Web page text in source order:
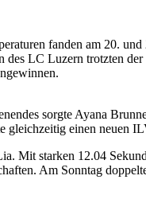
fanden am 20.
LC Luzern trotzten
sorgte Ayana
gleichzeitig einen neuen
Mit starken 12.04
Am Sonntag